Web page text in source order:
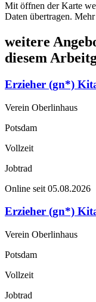
Mit öffnen der Karte
Daten übertragen.
weitere
diesem
Erzieher (gn*)
Verein Oberlinhaus
Potsdam
Vollzeit
Jobtrad
Online seit 05.08.2026
Erzieher (gn*)
Verein Oberlinhaus
Potsdam
Vollzeit
Jobtrad